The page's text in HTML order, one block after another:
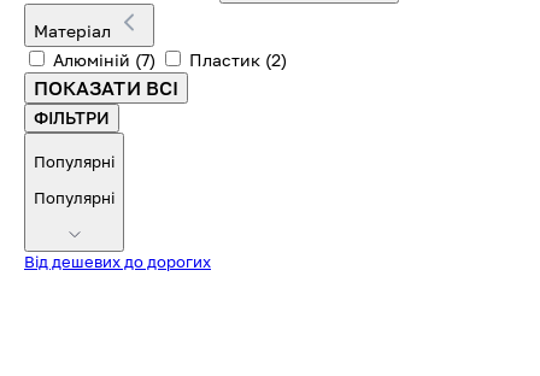
Матеріал
Алюміній (7) Пластик (2)
ПОКАЗАТИ ВСІ
ФІЛЬТРИ
Популярні
Популярні
Від дешевих до дорогих